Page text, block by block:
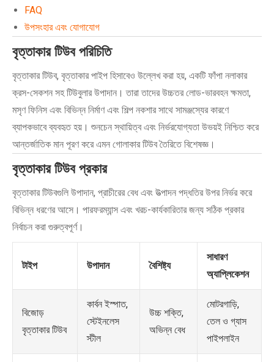
FAQ
উপসংহার এবং যোগাযোগ
বৃত্তাকার টিউব পরিচিতি
বৃত্তাকার টিউব, বৃত্তাকার পাইপ হিসাবেও উল্লেখ করা হয়, একটি ফাঁপা নলাকার
ক্রস-সেকশন সহ টিউবুলার উপাদান। তারা তাদের উচ্চতর লোড-ভারবহন ক্ষমতা,
মসৃণ ফিনিস এবং বিভিন্ন নির্মাণ এবং শিল্প নকশার সাথে সামঞ্জস্যের কারণে
ব্যাপকভাবে ব্যবহৃত হয়। শুনচেন স্থায়িত্ব এবং নির্ভরযোগ্যতা উভয়ই নিশ্চিত করে
আন্তর্জাতিক মান পূরণ করে এমন গোলাকার টিউব তৈরিতে বিশেষজ্ঞ।
বৃত্তাকার টিউব প্রকার
বৃত্তাকার টিউবগুলি উপাদান, প্রাচীরের বেধ এবং উত্পাদন পদ্ধতির উপর নির্ভর করে
বিভিন্ন ধরণের আসে। পারফরম্যান্স এবং খরচ-কার্যকারিতার জন্য সঠিক প্রকার
নির্বাচন করা গুরুত্বপূর্ণ।
টাইপ উপাদান বৈশিষ্ট্য
সাধারণ
অ্যাপ্লিকেশন
বিজোড়
বৃত্তাকার টিউব
কার্বন ইস্পাত,
স্টেইনলেস
স্টীল
উচ্চ শক্তি,
অভিন্ন বেধ
মোটরগাড়ি,
তেল ও গ্যাস
পাইপলাইন